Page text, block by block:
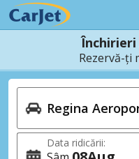
Închirieri
Rezervă-ți
Data ridicării: